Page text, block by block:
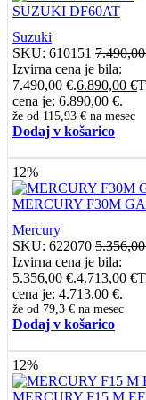
SUZUKI DF60AT
Suzuki
SKU: 610151
Izvirna cena je bila:
7.490,00 €.6.890,00 €
cena je: 6.890,00 €.
že od 115,93 € na mesec
Dodaj v košarico
12%
MERCURY F30M
Mercury
SKU: 622070
Izvirna cena je bila:
5.356,00 €.4.713,00 €
cena je: 4.713,00 €.
že od 79,3 € na mesec
Dodaj v košarico
12%
MERCURY F15 M